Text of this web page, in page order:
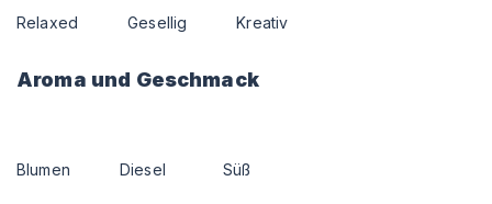
Relaxed Gesellig Kreativ
Aroma und Geschmack
Blumen Diesel Süß